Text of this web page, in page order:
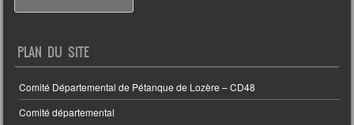
PLAN DU SITE
Comité Départemental de Pétanque de Lozère – CD48
Comité départemental